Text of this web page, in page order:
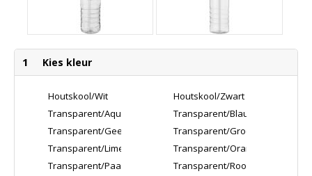
1 Kies kleur
Houtskool/Wit
Houtskool/Zwart
Transparent/Aquablauw
Transparent/Blauw
Transparent/Geel
Transparent/Groen
Transparent/Lime
Transparent/Oranje
Transparent/Paars
Transparent/Rood